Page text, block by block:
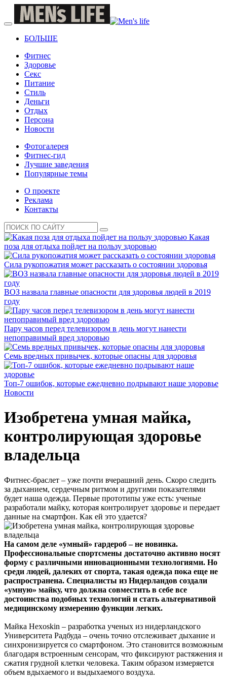
БОЛЬШЕ
Фитнес
Здоровье
Секс
Питание
Стиль
Деньги
Отдых
Персона
Новости
Фотогалерея
Фитнес-гид
Лучшие заведения
Популярные темы
О проекте
Реклама
Контакты
Какая
поза для отдыха пойдет на пользу здоровью
Сила рукопожатия может рассказать о состоянии здоровья
ВОЗ назвала главные опасности для здоровья людей в 2019
году
Пару часов перед телевизором в день могут нанести
непоправимый вред здоровью
Семь вредных привычек, которые опасны для здоровья
Топ-7 ошибок, которые ежедневно подрывают наше здоровье
Новости
Изобретена умная майка,
контролирующая здоровье
владельца
Фитнес-браслет – уже почти вчерашний день. Скоро следить
за дыханием, сердечным ритмом и другими показателями
будет наша одежда. Первые прототипы уже есть: ученые
разработали майку, которая контролирует здоровье и передает
данные на смартфон. Как ей это удается?
На самом деле «умный» гардероб – не новинка.
Профессиональные спортсмены достаточно активно носят
форму с различными инновационными технологиями. Но
среди людей, далеких от спорта, такая одежда пока еще не
распространена. Специалисты из Нидерландов создали
«умную» майку, что должна совместить в себе все
достоинства подобных технологий и стать альтернативой
медицинскому измерению функции легких.
Майка Hexoskin – разработка ученых из нидерландского
Университета Радбуда – очень точно отслеживает дыхание и
синхронизируется со смартфоном. Это становится возможным
благодаря встроенным сенсорам, что фиксируют растяжения и
сжатия грудной клетки человека. Таким образом измеряется
объем вдыхаемого и выдыхаемого воздуха.